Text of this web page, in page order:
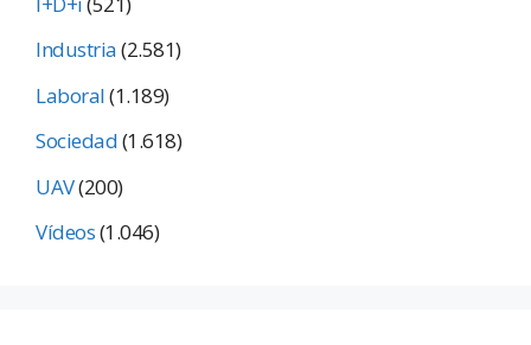
Industria(2.581)
Laboral(1.189)
Sociedad(1.618)
UAV(200)
Vídeos(1.046)